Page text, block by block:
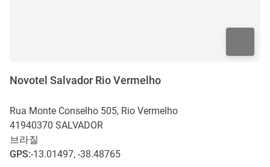
Novotel Salvador Rio Vermelho
Rua Monte Conselho 505, Rio Vermelho
41940370 SALVADOR
브라질
GPS:-13.01497, -38.48765